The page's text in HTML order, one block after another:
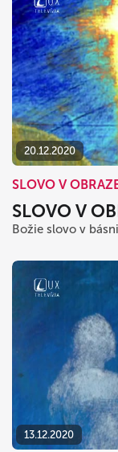
20.12.2020
SLOVO V
SLOVO V
Božie slovo v
13.12.2020